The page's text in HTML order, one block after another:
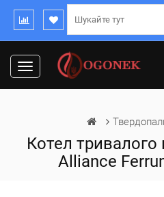
Toggle
navigation
Котел тривалого
Alliance